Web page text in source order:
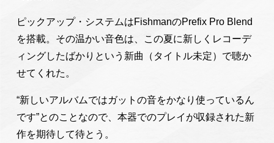
ピックアップ・システムはFishmanのPrefix Pro Blend
を搭載。その温かい音色は、この夏に新しくレコーデ
ィングしたばかりという新曲（タイトル未定）で聴か
せてくれた。
“新しいアルバムではガットの音をかなり使っているん
です”とのことなので、本器でのプレイが収録された新
作を期待して待とう。